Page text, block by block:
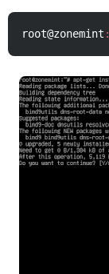
root@zonemint